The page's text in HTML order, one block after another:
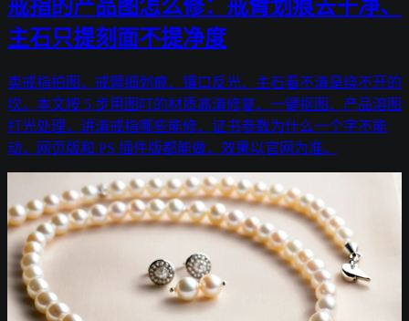
戒指的产品图怎么修：戒臂划痕去干净、
主石只提刻面不提净度
卖戒指拍图，戒臂细划痕、镶口反光、主石看不清是绕不开的
坎。本文按 5 步用图叮的材质高清修复、一键抠图、产品溶图
打光处理，讲清戒指哪些能修、证书参数为什么一个字不能
动，网页版和 PS 插件版都能做，效果以官网为准。